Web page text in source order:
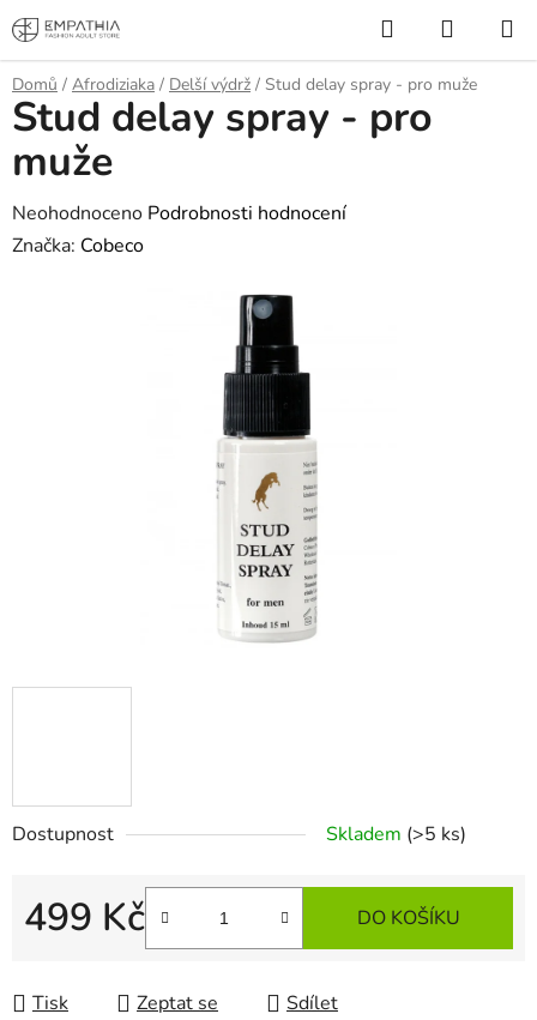
Přejít
na
obsah
Hledat
KOŠÍK
Domů / Afrodiziaka / Delší výdrž / Stud delay spray - pro muže
Dostupnost Skladem (>5 ks)
499 Kč DO KOŠÍKU
Tisk Zeptat se Sdílet
Stud delay spray - pro
muže
Průměrné
hodnocení
Neohodnoceno Podrobnosti hodnocení
Značka: Cobeco